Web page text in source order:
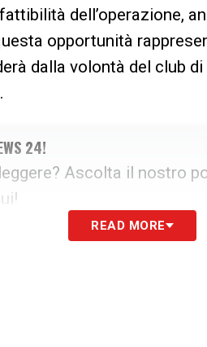
dell’operazione,
opportunità
dalla volontà del club
24!
Ascolta il nostro
READ MORE